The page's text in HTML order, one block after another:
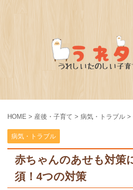
HOME > 産後・子育て > 病気・トラブル >
病気・トラブル
赤ちゃんのあせも対策
須！4つの対策